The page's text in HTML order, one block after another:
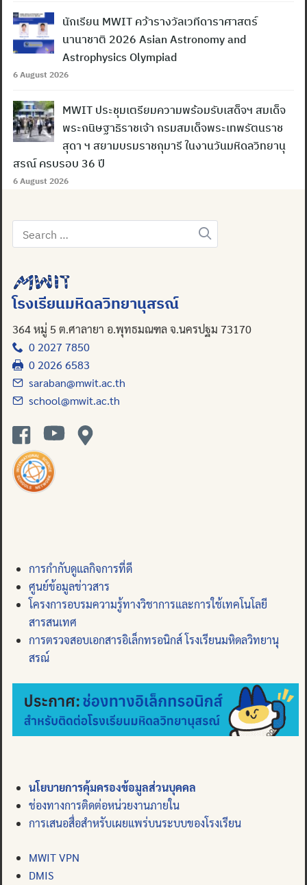
นักเรียน MWIT คว้ารางวัลเวทีดาราศาสตร์
นานาชาติ 2026 Asian Astronomy and
Astrophysics Olympiad
6 August 2026
MWIT ประชุมเตรียมความพร้อมรับเสด็จฯ สมเด็จ
พระกนิษฐาธิราชเจ้า กรมสมเด็จพระเทพรัตนราช
สุดา ฯ สยามบรมราชกุมารี ในงานวันมหิดลวิทยานุ
สรณ์ ครบรอบ 36 ปี
6 August 2026
Search
for:
โรงเรียนมหิดลวิทยานุสรณ์
364 หมู่ 5 ต.ศาลายา อ.พุทธมณฑล จ.นครปฐม 73170
0 2027 7850
0 2026 6583
saraban@mwit.ac.th
school@mwit.ac.th
การกำกับดูแลกิจการที่ดี
ศูนย์ข้อมูลข่าวสาร
โครงการอบรมความรู้ทางวิชาการและการใช้เทคโนโลยี
สารสนเทศ
การตรวจสอบเอกสารอิเล็กทรอนิกส์ โรงเรียนมหิดลวิทยานุ
สรณ์
นโยบายการคุ้มครองข้อมูลส่วนบุคคล
ช่องทางการติดต่อหน่วยงานภายใน
การเสนอสื่อสำหรับเผยแพร่บนระบบของโรงเรียน
MWIT VPN
DMIS